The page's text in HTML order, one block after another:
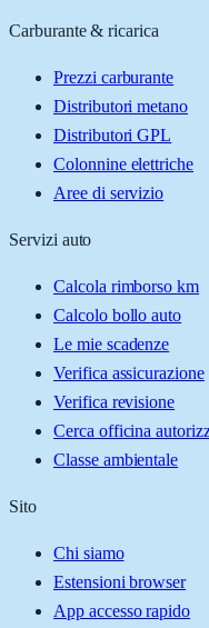
Carburante & ricarica
Prezzi carburante
Distributori metano
Distributori GPL
Colonnine elettriche
Aree di servizio
Servizi auto
Calcola rimborso km
Calcolo bollo auto
Le mie scadenze
Verifica assicurazione
Verifica revisione
Cerca officina
Classe ambientale
Sito
Chi siamo
Estensioni browser
App accesso rapido